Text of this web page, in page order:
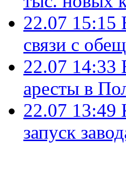
22.07 15:15
связи с
22.07 14:33
аресты в
22.07 13:49
запуск